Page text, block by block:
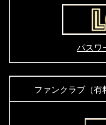
パスワ
ファンクラブ（有